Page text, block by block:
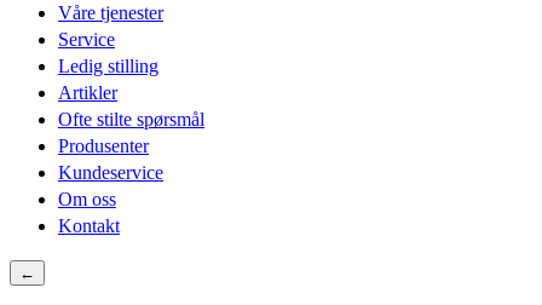
Våre tjenester
Service
Ledig stilling
Artikler
Ofte stilte spørsmål
Produsenter
Kundeservice
Om oss
Kontakt
←